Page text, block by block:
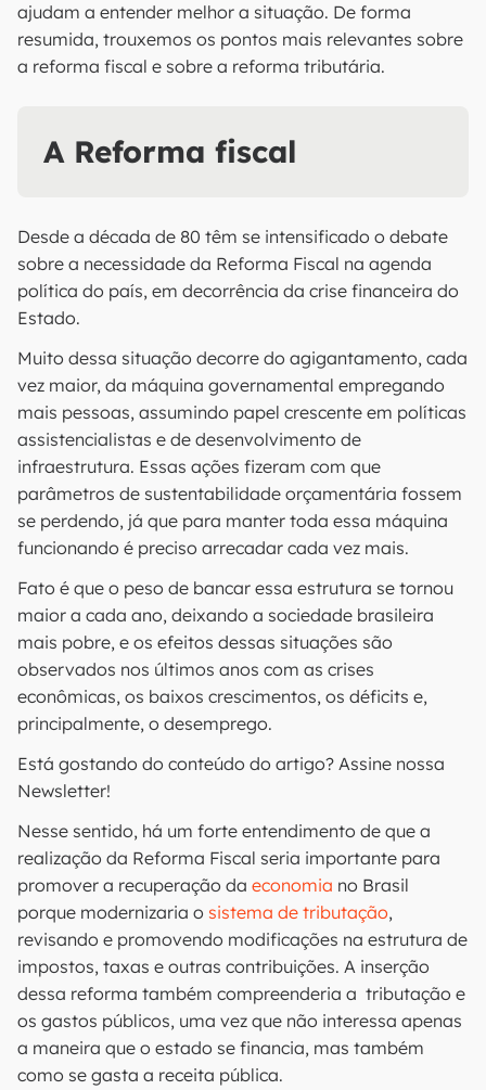
ajudam a entender melhor a situação. De forma
resumida, trouxemos os pontos mais relevantes sobre
a reforma fiscal e sobre a reforma tributária.
A Reforma fiscal
Desde a década de 80 têm se intensificado o debate
sobre a necessidade da Reforma Fiscal na agenda
política do país, em decorrência da crise financeira do
Estado.
Muito dessa situação decorre do agigantamento, cada
vez maior, da máquina governamental empregando
mais pessoas, assumindo papel crescente em políticas
assistencialistas e de desenvolvimento de
infraestrutura. Essas ações fizeram com que
parâmetros de sustentabilidade orçamentária fossem
se perdendo, já que para manter toda essa máquina
funcionando é preciso arrecadar cada vez mais.
Fato é que o peso de bancar essa estrutura se tornou
maior a cada ano, deixando a sociedade brasileira
mais pobre, e os efeitos dessas situações são
observados nos últimos anos com as crises
econômicas, os baixos crescimentos, os déficits e,
principalmente, o desemprego.
Está gostando do conteúdo do artigo? Assine nossa
Newsletter!
Nesse sentido, há um forte entendimento de que a
realização da Reforma Fiscal seria importante para
promover a recuperação da economia no Brasil
porque modernizaria o sistema de tributação,
revisando e promovendo modificações na estrutura de
impostos, taxas e outras contribuições. A inserção
dessa reforma também compreenderia a tributação e
os gastos públicos, uma vez que não interessa apenas
a maneira que o estado se financia, mas também
como se gasta a receita pública.